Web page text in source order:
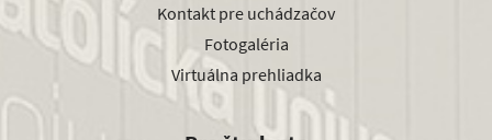
Kontakt pre uchádzačov
Fotogaléria
Virtuálna prehliadka